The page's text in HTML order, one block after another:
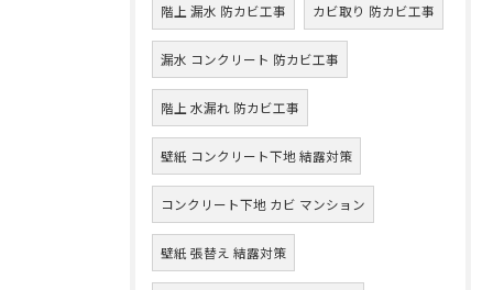
階上 漏水 防カビ工事 カビ取り 防カビ工事
漏水 コンクリート 防カビ工事
階上 水漏れ 防カビ工事
壁紙 コンクリート下地 結露対策
コンクリート下地 カビ マンション
壁紙 張替え 結露対策